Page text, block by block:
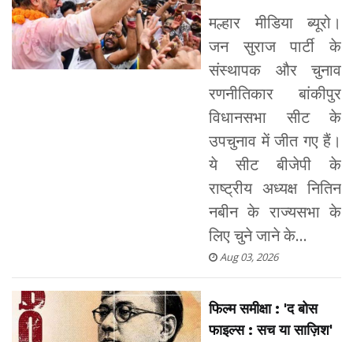
मल्हार मीडिया ब्यूरो।
जन सुराज पार्टी के
संस्थापक और चुनाव
रणनीतिकार बांकीपुर
विधानसभा सीट के
उपचुनाव में जीत गए हैं।
ये सीट बीजेपी के
राष्ट्रीय अध्यक्ष नितिन
नबीन के राज्यसभा के
लिए चुने जाने के...
Aug 03, 2026
फिल्म समीक्षा : 'द बोस
फाइल्स : सच या साज़िश'